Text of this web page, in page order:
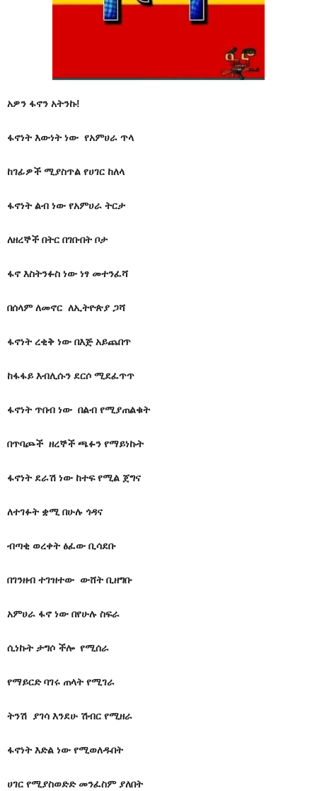
አዎን ፋኖን አትንኩ!
ፋኖነት እውነት ነው የአምሀራ ጥላ
ከገፊዎች ሚያስጥል የሀገር ከለላ
ፋኖነት ልብ ነው የአምሀራ ትርታ
ለዘረኞች በትር በገቡበት ቦታ
ፋኖ እስትንፉስ ነው ነፃ መተንፈሻ
በሰላም ለመኖር ለኢትዮጵያ ጋሻ
ፋኖነት ረቂቅ ነው በእጅ አይጨበጥ
ከፋፋይ እብሊሱን ደርሶ ሚደፈጥጥ
ፋኖነት ጥበብ ነው በልብ የሚያጠልቁት
በጥባጮች ዘረኞች ጫፉን የማይነኩት
ፋኖነት ደራሽ ነው ከተፍ የሚል ጀግና
ለተገፉት ቋሚ በሁሉ ጎዳና
ብጣቂ ወረቀት ፅፈው ቢሳደቡ
በገንዘብ ተገዝተው ውሸት ቢዘግቡ
አምሀራ ፋኖ ነው በየሁሉ ስፍራ
ሲነኩት ታግሶ ችሎ የሚሰራ
የማይርድ ባገሩ ጠላት የሚገራ
ትንሽ ያገሳ እንደሁ ሽብር የሚዘራ
ፋኖነት እድል ነው የሚወለዱበት
ሀገር የሚያስወድድ መንፈስም ያለበት